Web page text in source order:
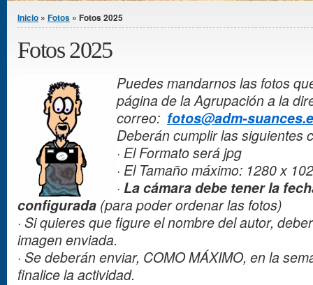
Se encuentra usted aquí
Inicio » Fotos » Fotos 2025
Fotos 2025
Puedes mandarnos las fotos
página de la Agrupación a la
correo: fotos@adm-
Deberán cumplir las siguientes
· El Formato será jpg
· El Tamaño máximo: 1280 x
· La cámara debe tener la
configurada (para poder ordenar las fotos)
· Si quieres que figure el nombre del autor,
imagen enviada.
· Se deberán enviar, COMO MÁXIMO, en la
finalice la actividad.